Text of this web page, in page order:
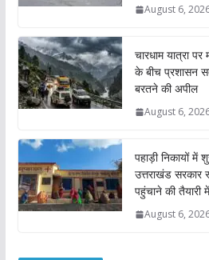
August 6,
चारधाम यात्रा
के बीच प्रशासन
बरतने की अपील
August 6,
पहाड़ी निकायों में
उत्तराखंड
पहुंचाने की तैयारी में
August 6,